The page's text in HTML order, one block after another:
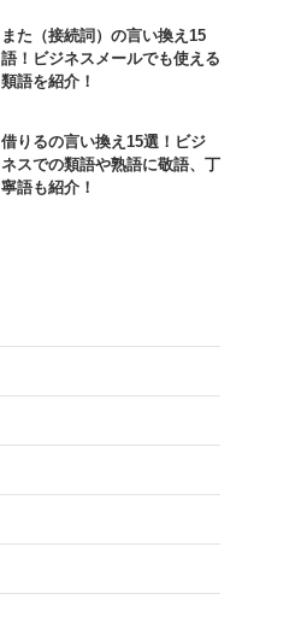
また（接続詞）の言い換え15
語！ビジネスメールでも使える
類語を紹介！
借りるの言い換え15選！ビジ
ネスでの類語や熟語に敬語、丁
寧語も紹介！